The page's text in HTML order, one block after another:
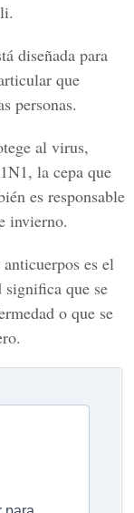
diseñada para
que
personas.
al virus,
la cepa que
es responsable
invierno.
es el
significa que se
o que se